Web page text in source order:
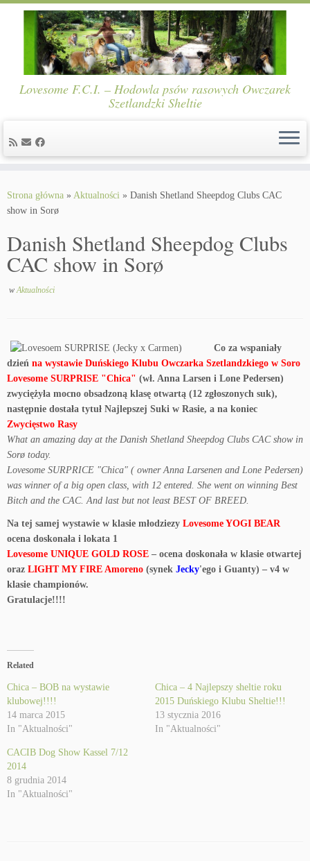
content
Lovesome F.C.I. – Hodowla psów rasowych Owczarek
Szetlandzki Sheltie
Strona główna » Aktualności » Danish Shetland Sheepdog Clubs CAC
show in Sorø
Danish Shetland Sheepdog Clubs
CAC show in Sorø
wAktualności
Co za wspaniały
dzień na wystawie Duńskiego Klubu Owczarka Szetlandzkiego w Soro
Lovesome SURPRISE "Chica" (wł. Anna Larsen i Lone Pedersen)
zwyciężyła mocno obsadzoną klasę otwartą (12 zgłoszonych suk),
następnie dostała tytuł Najlepszej Suki w Rasie, a na koniec
Zwycięstwo Rasy
What an amazing day at the Danish Shetland Sheepdog Clubs CAC show in
Sorø today.
Lovesome SURPRICE "Chica" ( owner Anna Larsenen and Lone Pedersen)
was winner of a big open class, with 12 entered. She went on winning Best
Bitch and the CAC. And last but not least BEST OF BREED.
Na tej samej wystawie w klasie młodziezy Lovesome YOGI BEAR
ocena doskonała i lokata 1
Lovesome UNIQUE GOLD ROSE – ocena doskonała w klasie otwartej
oraz LIGHT MY FIRE Amoreno (synek Jecky'ego i Guanty) – v4 w
klasie championów.
Gratulacje!!!!
Related
Chica – BOB na wystawie
klubowej!!!!
14 marca 2015
In "Aktualności"
Chica – 4 Najlepszy sheltie roku
2015 Duńskiego Klubu Sheltie!!!
13 stycznia 2016
In "Aktualności"
CACIB Dog Show Kassel 7/12
2014
8 grudnia 2014
In "Aktualności"